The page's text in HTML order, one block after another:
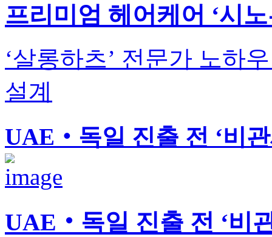
프리미엄 헤어케어 ‘시
‘살롱하츠’ 전문가 노하
설계
UAE‧독일 진출 전 ‘비
UAE‧독일 진출 전 ‘비